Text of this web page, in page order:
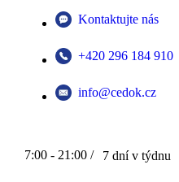
Kontaktujte nás
+420 296 184 910
info@cedok.cz
7:00 - 21:00 / 7 dní v týdnu